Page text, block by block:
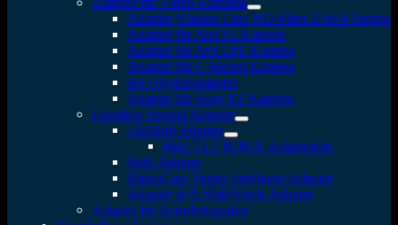
Adapter Vizelex Cine ND-Filter 2 bis 8 Stopps
Adapter für Arri PL Kamera
Adapter für Arri LPL Kamera
Adapter für C Mount Kamera
B4 Objektivadapter
Adapter für Sony FZ Kamera
Fotodiox Spezial Adapter
Tilt/Shift Adapter
M42 TLT ROKR-Adapterkits
Shift Adapter
RhinoCam Vertex drehbarer Adapter
Adapter 4×5 Shift/Stitch-Adapter
Adapter für Astrofotografen